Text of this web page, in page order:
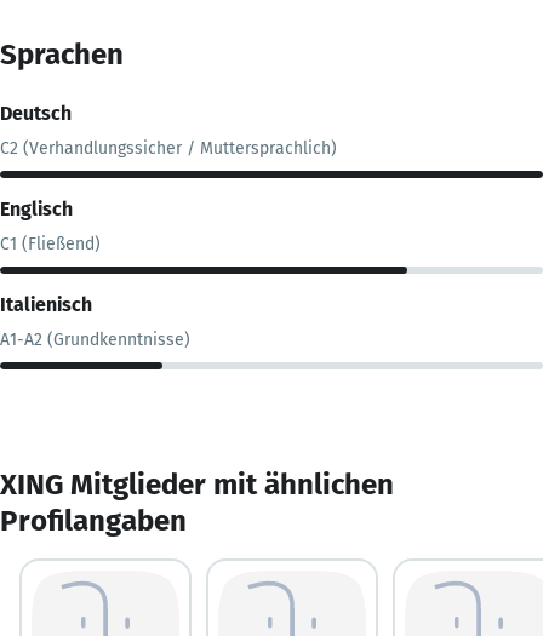
Sprachen
Deutsch
C2 (Verhandlungssicher / Muttersprachlich)
Englisch
C1 (Fließend)
Italienisch
A1-A2 (Grundkenntnisse)
XING Mitglieder mit ähnlichen
Profilangaben